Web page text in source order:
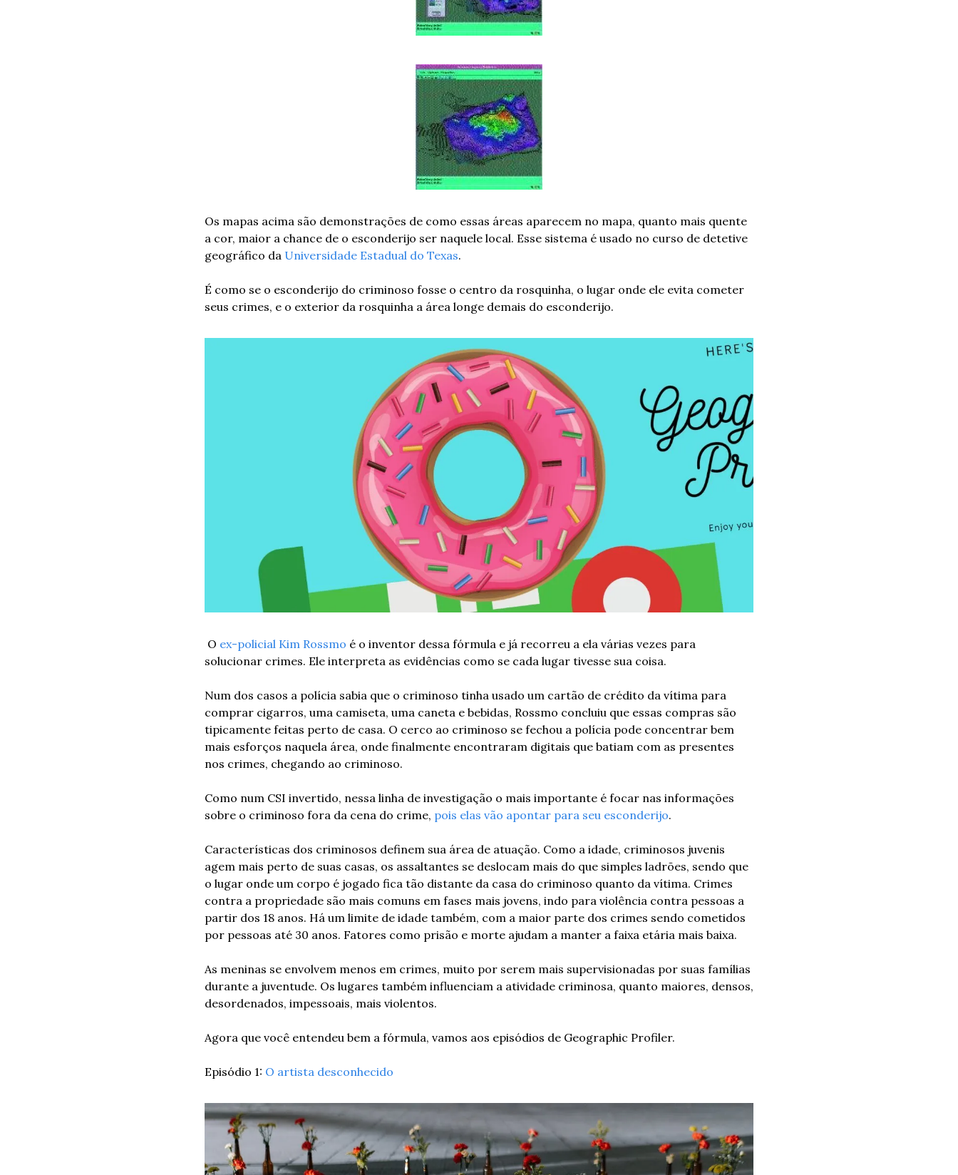
Os mapas acima são demonstrações de como essas áreas aparecem no mapa, quanto mais quente
a cor, maior a chance de o esconderijo ser naquele local. Esse sistema é usado no curso de detetive
geográfico da Universidade Estadual do Texas.
É como se o esconderijo do criminoso fosse o centro da rosquinha, o lugar onde ele evita cometer
seus crimes, e o exterior da rosquinha a área longe demais do esconderijo.
O ex-policial Kim Rossmo é o inventor dessa fórmula e já recorreu a ela várias vezes para
solucionar crimes. Ele interpreta as evidências como se cada lugar tivesse sua coisa.
Num dos casos a polícia sabia que o criminoso tinha usado um cartão de crédito da vítima para
comprar cigarros, uma camiseta, uma caneta e bebidas, Rossmo concluiu que essas compras são
tipicamente feitas perto de casa. O cerco ao criminoso se fechou a polícia pode concentrar bem
mais esforços naquela área, onde finalmente encontraram digitais que batiam com as presentes
nos crimes, chegando ao criminoso.
Como num CSI invertido, nessa linha de investigação o mais importante é focar nas informações
sobre o criminoso fora da cena do crime, pois elas vão apontar para seu esconderijo.
Características dos criminosos definem sua área de atuação. Como a idade, criminosos juvenis
agem mais perto de suas casas, os assaltantes se deslocam mais do que simples ladrões, sendo que
o lugar onde um corpo é jogado fica tão distante da casa do criminoso quanto da vítima. Crimes
contra a propriedade são mais comuns em fases mais jovens, indo para violência contra pessoas a
partir dos 18 anos. Há um limite de idade também, com a maior parte dos crimes sendo cometidos
por pessoas até 30 anos. Fatores como prisão e morte ajudam a manter a faixa etária mais baixa.
As meninas se envolvem menos em crimes, muito por serem mais supervisionadas por suas famílias
durante a juventude. Os lugares também influenciam a atividade criminosa, quanto maiores, densos,
desordenados, impessoais, mais violentos.
Agora que você entendeu bem a fórmula, vamos aos episódios de Geographic Profiler.
Episódio 1: O artista desconhecido